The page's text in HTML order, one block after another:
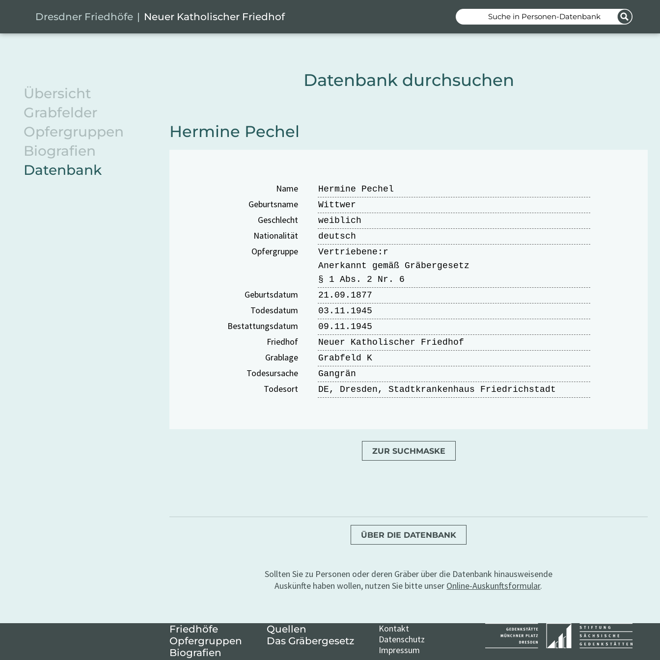
Dresdner Friedhöfe Neuer Katholischer Friedhof Suche in Personen-Datenbank
Übersicht
Grabfelder
Opfergruppen
Biografien
Datenbank
Datenbank durchsuchen
Hermine Pechel
Name Hermine Pechel
Geburtsname Wittwer
Geschlecht weiblich
Nationalität deutsch
Opfergruppe
Vertriebene:r
Anerkannt gemäß Gräbergesetz
§ 1 Abs. 2 Nr. 6
Geburtsdatum 21.09.1877
Todesdatum 03.11.1945
Bestattungsdatum 09.11.1945
Friedhof Neuer Katholischer Friedhof
Grablage Grabfeld K
Todesursache Gangrän
Todesort DE, Dresden, Stadtkrankenhaus Friedrichstadt
ZUR SUCHMASKE
ÜBER DIE DATENBANK
Sollten Sie zu Personen oder deren Gräber über die Datenbank hinausweisende
Auskünfte haben wollen, nutzen Sie bitte unser Online-Auskunftsformular.
Friedhöfe
Opfergruppen
Biografien
Quellen
Das Gräbergesetz
Kontakt
Datenschutz
Impressum